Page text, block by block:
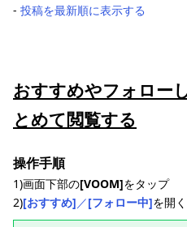
- 投稿を最新順に表示する
おすすめやフォロー
とめて閲覧する
操作手順
1)画面下部の[VOOM]をタップ
2)[おすすめ]／[フォロー中]を開く